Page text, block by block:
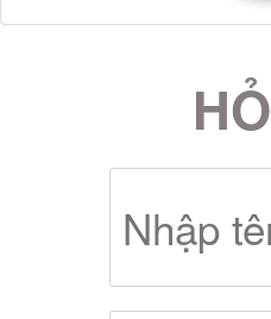
sang
trượt an